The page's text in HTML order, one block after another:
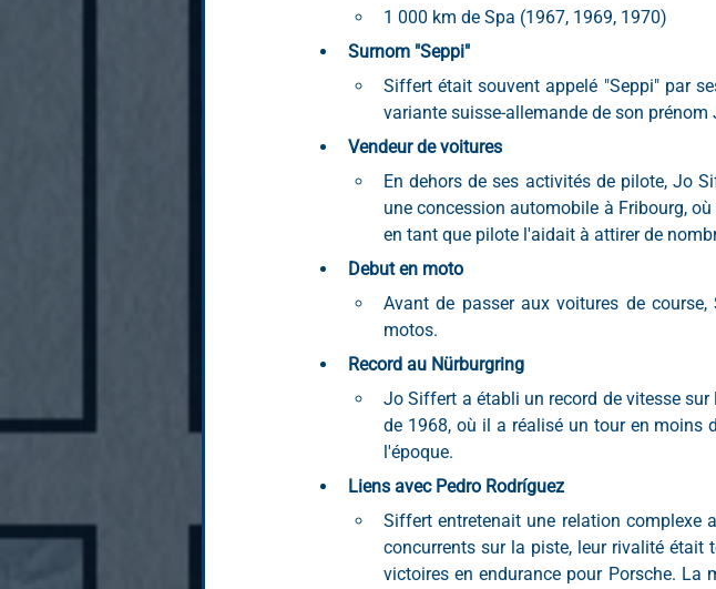
1 000 km de Spa (1967, 1969, 1970)
Surnom "Seppi"
Siffert était souvent appelé "Seppi" par
variante suisse-allemande de son prénom
Vendeur de voitures
En dehors de ses activités de pilote, Jo
une concession automobile à Fribourg,
en tant que pilote l'aidait à attirer de
Debut en moto
Avant de passer aux voitures de
motos.
Record au Nürburgring
Jo Siffert a établi un record de vitesse
de 1968, où il a réalisé un tour en moins
l'époque.
Liens avec Pedro Rodríguez
Siffert entretenait une relation complexe
concurrents sur la piste, leur rivalité était
victoires en endurance pour Porsche. La